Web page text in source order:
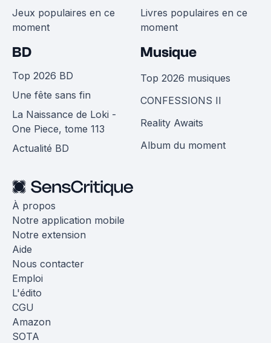
Jeux populaires en ce
moment
Livres populaires en ce
moment
BD
Top 2026 BD
Une fête sans fin
La Naissance de Loki -
One Piece, tome 113
Actualité BD
Musique
Top 2026 musiques
CONFESSIONS II
Reality Awaits
Album du moment
À propos
Notre application mobile
Notre extension
Aide
Nous contacter
Emploi
L'édito
CGU
Amazon
SOTA